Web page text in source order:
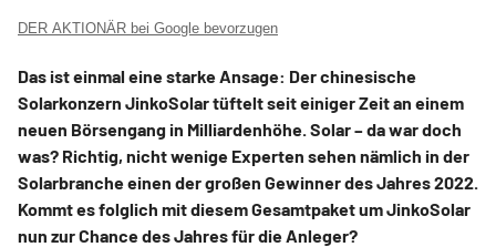
DER AKTIONÄR bei Google bevorzugen
Das ist einmal eine starke Ansage: Der chinesische
Solarkonzern JinkoSolar tüftelt seit einiger Zeit an einem
neuen Börsengang in Milliardenhöhe. Solar – da war doch
was? Richtig, nicht wenige Experten sehen nämlich in der
Solarbranche einen der großen Gewinner des Jahres 2022.
Kommt es folglich mit diesem Gesamtpaket um JinkoSolar
nun zur Chance des Jahres für die Anleger?